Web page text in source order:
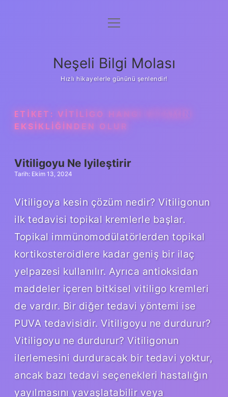
Anasayfa
Yasal Uyarı
menüyü
Neşeli Bilgi Molası
Hızlı hikayelerle gününü şenlendir!
ETIKET: VITILIGO HANGI VITAMIN
EKSIKLIĞINDEN OLUR
Vitiligoyu Ne Iyileştirir
Tarih: Ekim 13, 2024
Vitiligoya kesin çözüm nedir? Vitiligonun
ilk tedavisi topikal kremlerle başlar.
Topikal immünomodülatörlerden topikal
kortikosteroidlere kadar geniş bir ilaç
yelpazesi kullanılır. Ayrıca antioksidan
maddeler içeren bitkisel vitiligo kremleri
de vardır. Bir diğer tedavi yöntemi ise
PUVA tedavisidir. Vitiligoyu ne durdurur?
Vitiligoyu ne durdurur? Vitiligonun
ilerlemesini durduracak bir tedavi yoktur,
ancak bazı tedavi seçenekleri hastalığın
yayılmasını yavaşlatabilir veya